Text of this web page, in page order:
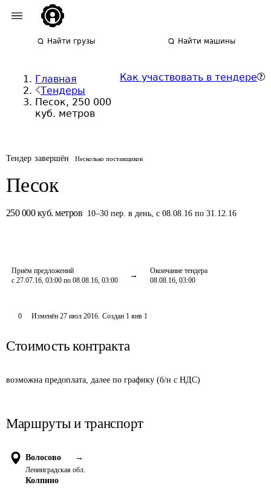
Найти грузы Найти машины
Главная
Тендеры
Песок, 250 000
куб. метров
Как участвовать в тендере
Тендер завершён Несколько поставщиков
Песок
250 000 куб. метров 10–30 пер. в день,с 08.08.16 по 31.12.16
Приём предложений
с 27.07.16, 03:00 по 08.08.16, 03:00
Окончание тендера
08.08.16, 03:00
0 Изменён 27 июл 2016. Создан 1 янв 1
Стоимость контракта
возможна предоплата, далее по графику (б/н с НДС)
Маршруты и транспорт
Волосово →
Ленинградская обл.
Колпино